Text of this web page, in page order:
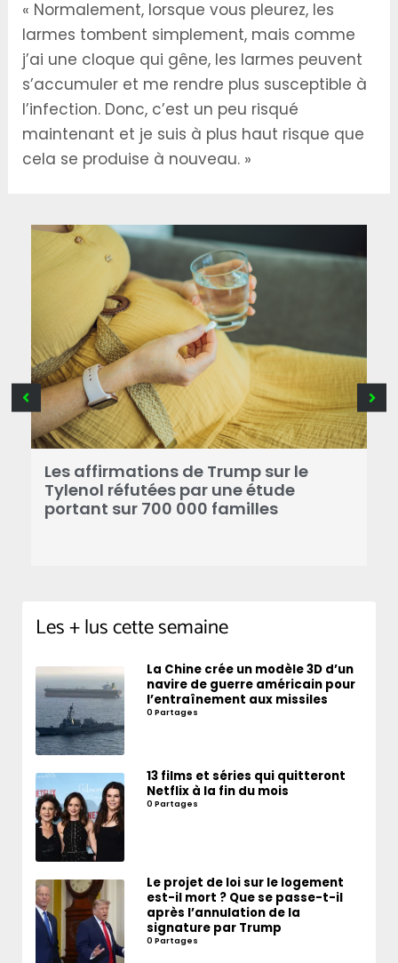
« Normalement, lorsque vous pleurez, les
larmes tombent simplement, mais comme
j’ai une cloque qui gêne, les larmes peuvent
s’accumuler et me rendre plus susceptible à
l’infection. Donc, c’est un peu risqué
maintenant et je suis à plus haut risque que
cela se produise à nouveau. »
Les affirmations de Trump sur le
Tylenol réfutées par une étude
portant sur 700 000 familles
Les + lus cette semaine
La Chine crée un modèle 3D d’un
navire de guerre américain pour
l’entraînement aux missiles
0 Partages
13 films et séries qui quitteront
Netflix à la fin du mois
0 Partages
Le projet de loi sur le logement
est-il mort ? Que se passe-t-il
après l’annulation de la
signature par Trump
0 Partages